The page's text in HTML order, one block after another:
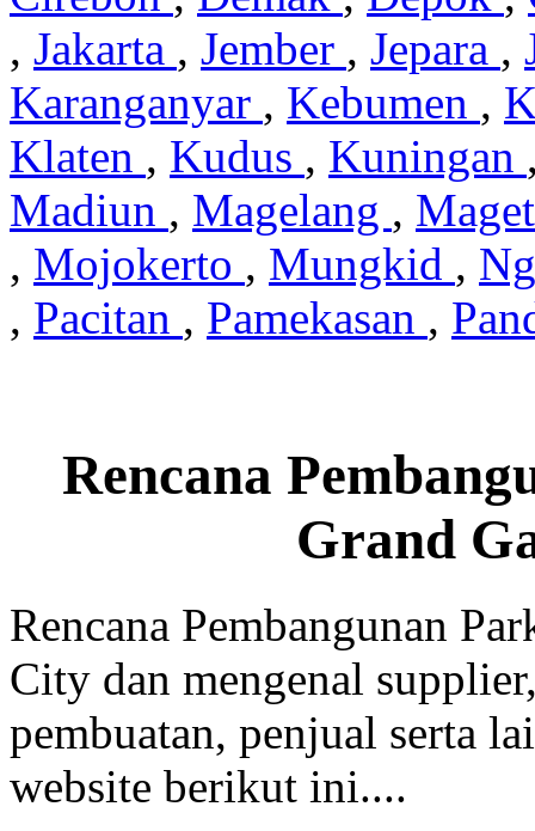
, Jakarta , Jember , Jepara ,
Karanganyar , Kebumen ,
Klaten , Kudus , Kuningan
Madiun , Magelang ,
, Mojokerto , Mungkid ,
, Pacitan , Pamekasan ,
Rencana
Grand
Rencana Pembangunan
City dan mengenal
pembuatan, penjual serta
website berikut ini....